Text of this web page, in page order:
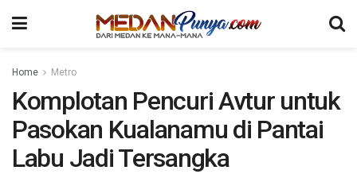
Home Metro
Komplotan Pencuri Avtur untuk
Pasokan Kualanamu di Pantai
Labu Jadi Tersangka